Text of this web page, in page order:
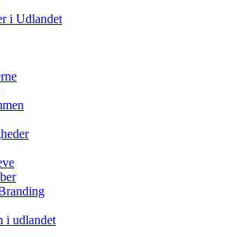
i Udlandet
i udlandet